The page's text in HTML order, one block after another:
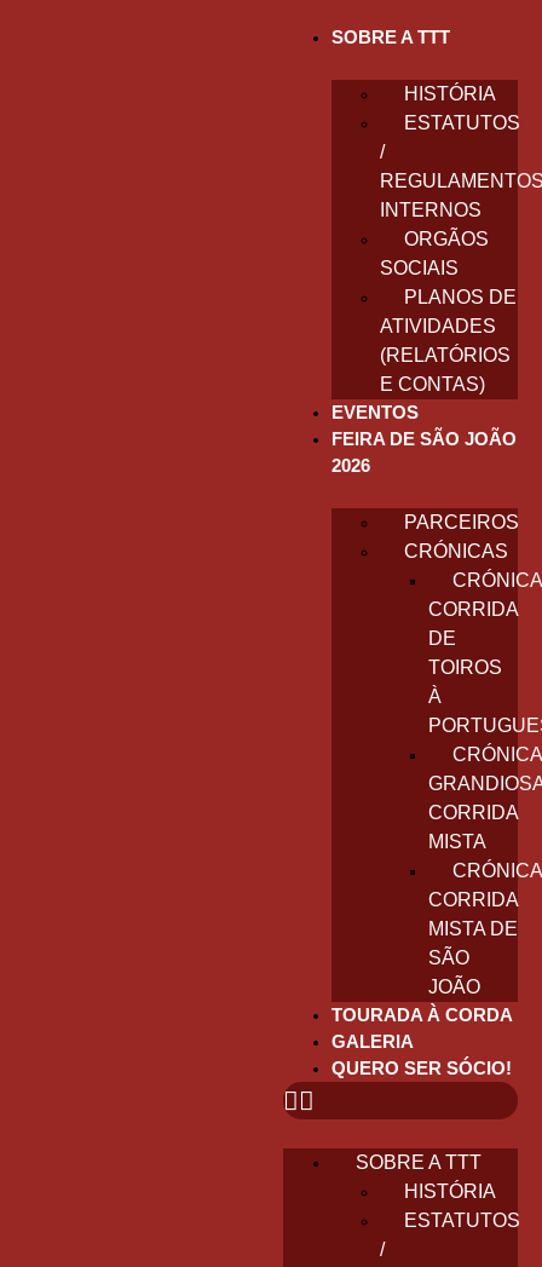
SOBRE A TTT
HISTÓRIA
ESTATUTOS
/
INTERNOS
ORGÃOS
SOCIAIS
PLANOS DE
ATIVIDADES
(RELATÓRIOS
E CONTAS)
EVENTOS
FEIRA DE SÃO JOÃO
2026
PARCEIROS
CRÓNICAS
CRÓNICA
CORRIDA
DE
TOIROS
À
CRÓNICA
CORRIDA
MISTA
CRÓNICA
CORRIDA
MISTA DE
SÃO
JOÃO
TOURADA À CORDA
GALERIA
QUERO SER SÓCIO!
SOBRE A TTT
HISTÓRIA
ESTATUTOS
/